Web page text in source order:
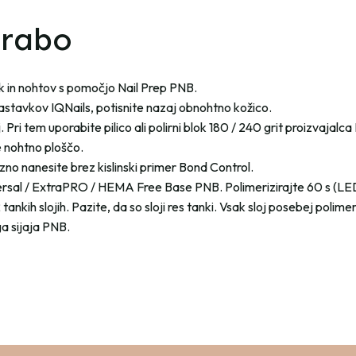
nohtov s pomočjo Nail Prep PNB.
IQNails, potisnite nazaj obnohtno kožico.
tem uporabite pilico ali polirni blok 180 / 240 grit proizvajalca
ploščo.
nanesite brez kislinski primer Bond Control.
/ ExtraPRO / HEMA Free Base PNB. Polimerizirajte 60 s
slojih. Pazite, da so sloji res tanki. Vsak sloj posebej
sijaja PNB.